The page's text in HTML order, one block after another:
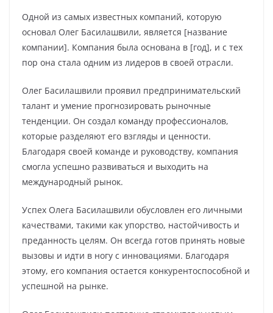
Одной из самых известных компаний, которую
основал Олег Басилашвили, является [название
компании]. Компания была основана в [год], и с тех
пор она стала одним из лидеров в своей отрасли.
Олег Басилашвили проявил предпринимательский
талант и умение прогнозировать рыночные
тенденции. Он создал команду профессионалов,
которые разделяют его взгляды и ценности.
Благодаря своей команде и руководству, компания
смогла успешно развиваться и выходить на
международный рынок.
Успех Олега Басилашвили обусловлен его личными
качествами, такими как упорство, настойчивость и
преданность целям. Он всегда готов принять новые
вызовы и идти в ногу с инновациями. Благодаря
этому, его компания остается конкурентоспособной и
успешной на рынке.